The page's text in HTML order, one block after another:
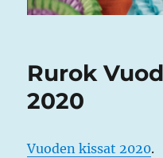
Rurok
2020
Vuoden kissat 2020.